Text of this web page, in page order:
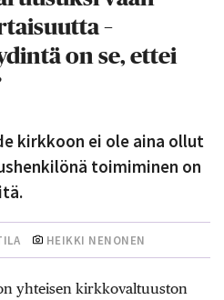
–
on se, ettei
kirkkoon ei ole aina ollut
toimiminen on
HEIKKI NENONEN
yhteisen kirkkovaltuuston